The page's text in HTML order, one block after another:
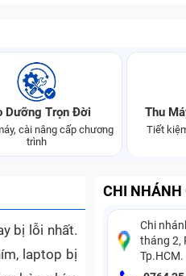
Dưỡng Trọn Đời
cài nâng cấp chương
trình
Thu
Tiết
bị lỗi nhất.
laptop bị
CHI NHÁNH
Chi
tháng 2,
Tp.HCM.